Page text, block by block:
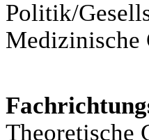
Politik/
Medizinische
Theoretische